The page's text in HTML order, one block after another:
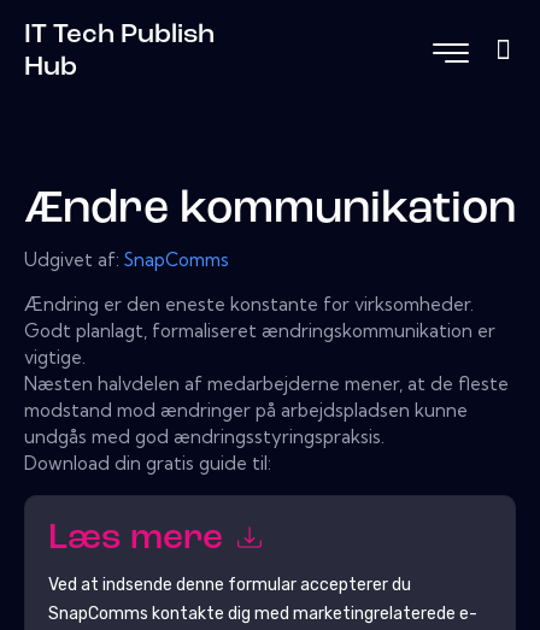
IT Tech Publish
Hub
Ændre kommunikation
Udgivet af: SnapComms
Ændring er den eneste konstante for virksomheder.
Godt planlagt, formaliseret ændringskommunikation er
vigtige.
Næsten halvdelen af ​​medarbejderne mener, at de fleste
modstand mod ændringer på arbejdspladsen kunne
undgås med god ændringsstyringspraksis.
Download din gratis guide til:
Læs mere
Ved at indsende denne formular accepterer du
SnapComms kontakte dig med marketingrelaterede e-